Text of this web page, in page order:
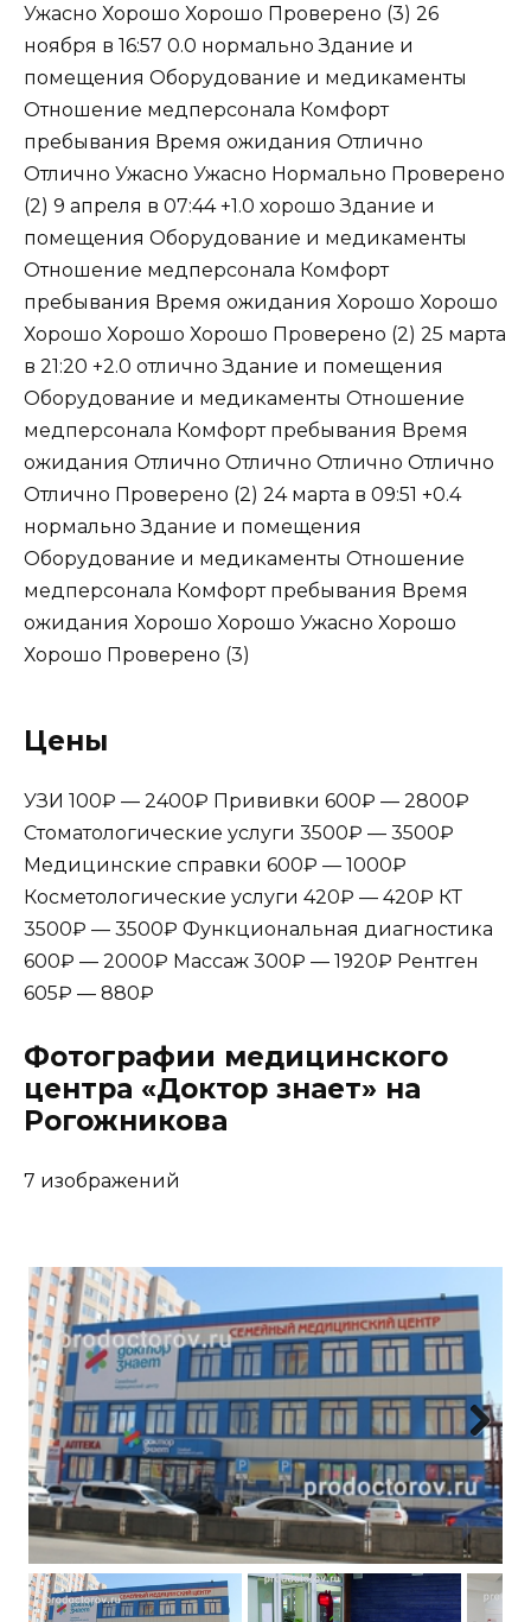
Ужасно Хорошо Хорошо Проверено (3) 26
ноября в 16:57 0.0 нормальноЗдание и
помещения Оборудование и медикаменты
Отношение медперсонала Комфорт
пребывания Время ожидания Отлично
Отлично Ужасно Ужасно Нормально Проверено
(2) 9 апреля в 07:44+1.0 хорошоЗдание и
помещения Оборудование и медикаменты
Отношение медперсонала Комфорт
пребывания Время ожидания Хорошо Хорошо
Хорошо Хорошо Хорошо Проверено (2) 25 марта
в 21:20 +2.0 отличноЗдание и помещения
Оборудование и медикаменты Отношение
медперсонала Комфорт пребывания Время
ожидания Отлично Отлично Отлично Отлично
Отлично Проверено (2) 24 марта в 09:51 +0.4
нормальноЗдание и помещения
Оборудование и медикаменты Отношение
медперсонала Комфорт пребывания Время
ожидания Хорошо Хорошо Ужасно Хорошо
Хорошо Проверено (3)
Цены
УЗИ 100₽ — 2400₽ Прививки 600₽ — 2800₽
Стоматологические услуги 3500₽ — 3500₽
Медицинские справки 600₽ — 1000₽
Косметологические услуги 420₽ — 420₽ КТ
3500₽ — 3500₽ Функциональная диагностика
600₽ — 2000₽ Массаж 300₽ — 1920₽ Рентген
605₽ — 880₽
Фотографии медицинского
центра «Доктор знает» на
Рогожникова
7 изображений
Next